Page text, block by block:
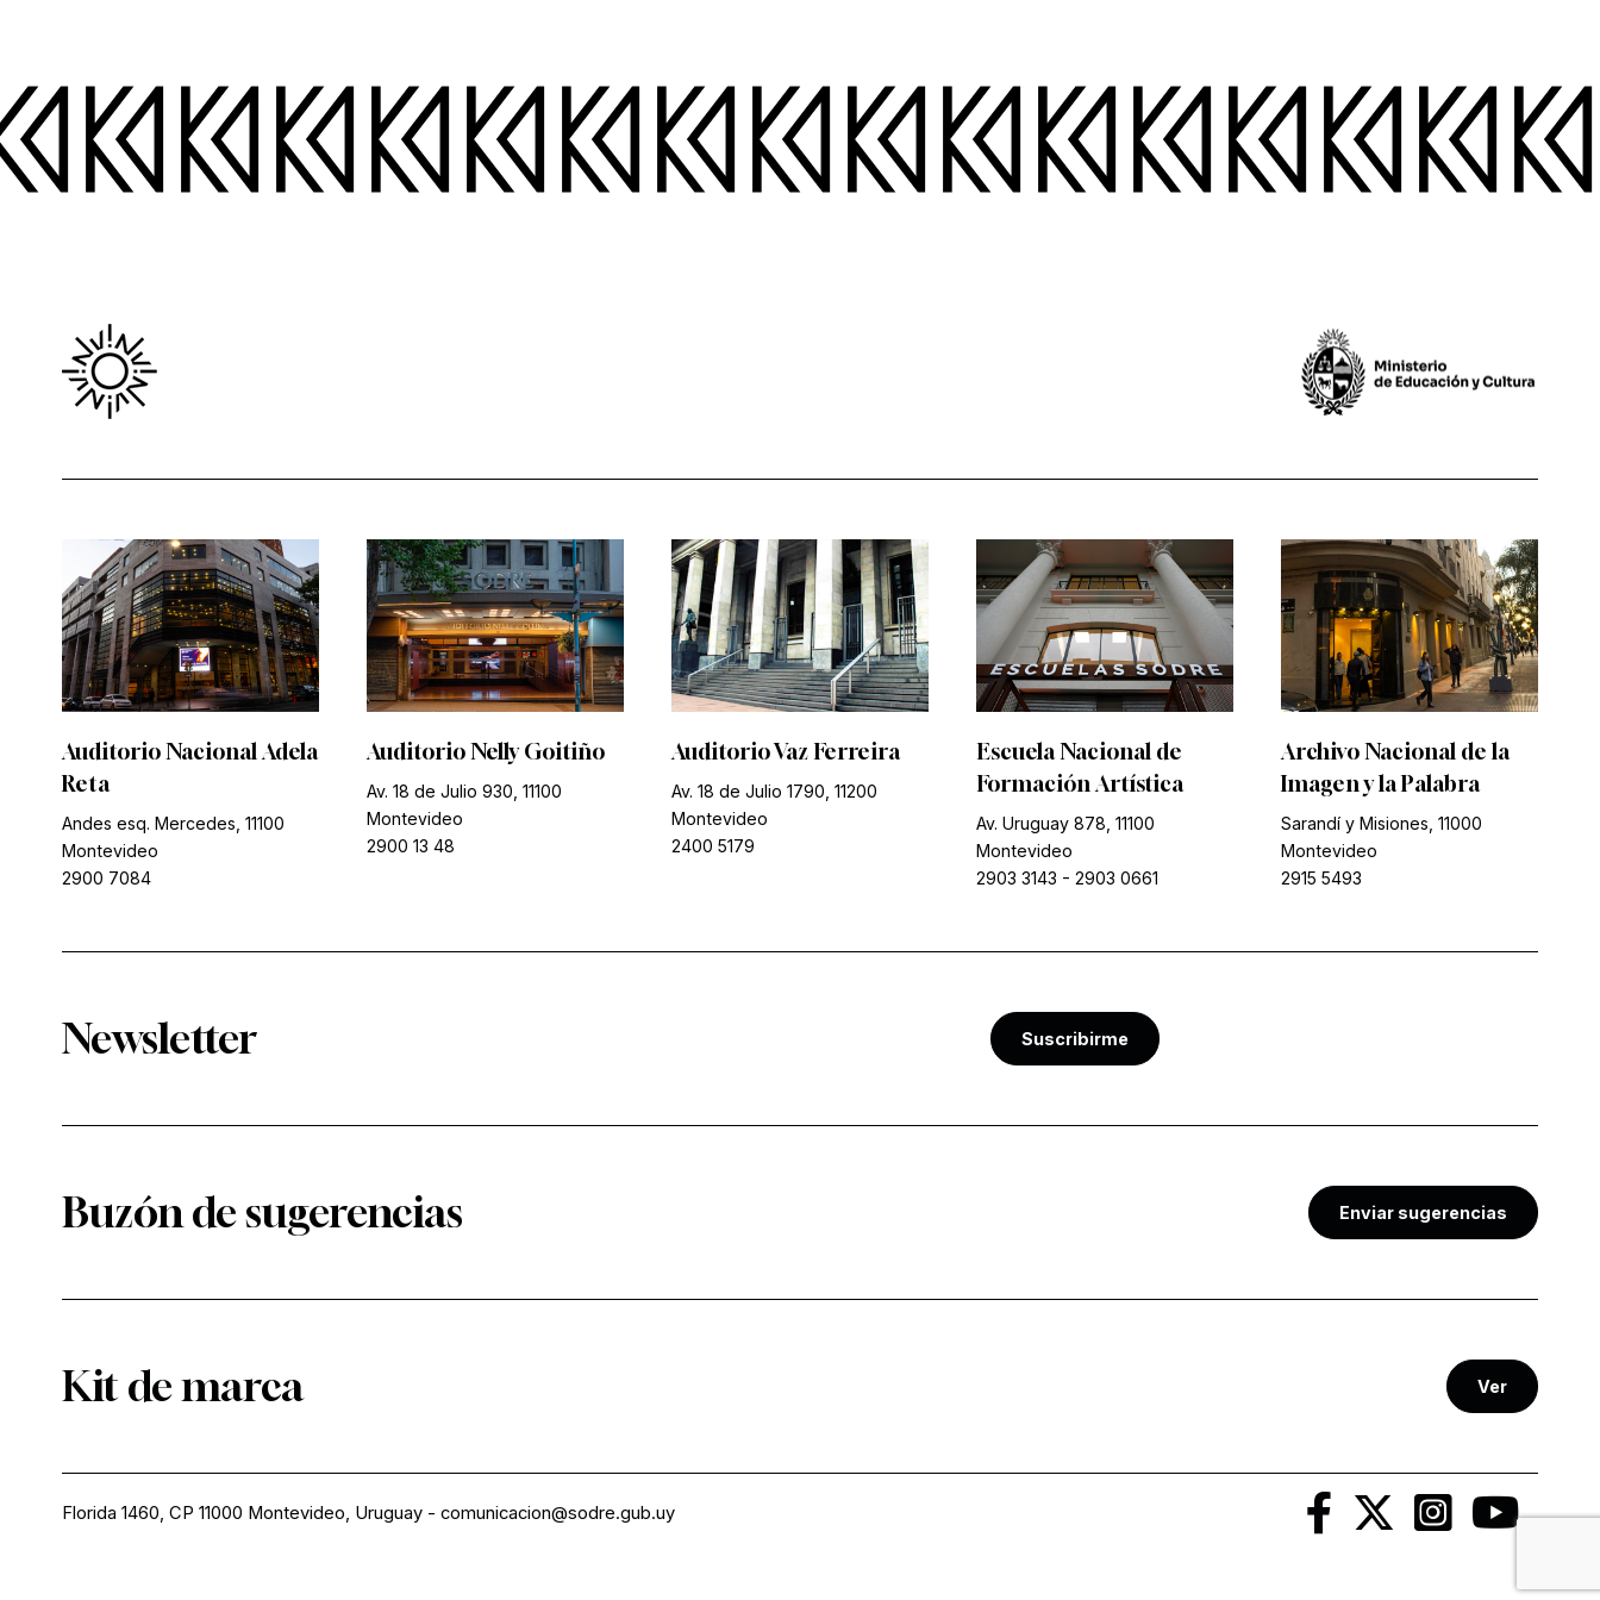
Auditorio Nacional Adela
Reta
Andes esq. Mercedes, 11100
Montevideo
2900 7084
Auditorio Nelly Goitiño
Av. 18 de Julio 930, 11100
Montevideo
2900 13 48
Auditorio Vaz Ferreira
Av. 18 de Julio 1790, 11200
Montevideo
2400 5179
Escuela Nacional de
Formación Artística
Av. Uruguay 878, 11100
Montevideo
2903 3143 - 2903 0661
Archivo Nacional de la
Imagen y la Palabra
Sarandí y Misiones, 11000
Montevideo
2915 5493
Newsletter Suscribirme
Buzón de sugerencias Enviar sugerencias
Kit de marca Ver
Florida 1460, CP 11000 Montevideo, Uruguay - comunicacion@sodre.gub.uy